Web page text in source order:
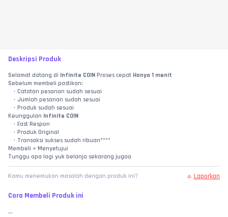
Deskripsi Produk
Selamat datang di Infinite COIN Proses cepat Hanya 1 menit
Sebelum membeli pastikan:
Catatan pesanan sudah sesuai
Jumlah pesanan sudah sesuai
Produk sudah sesuai
Keunggulan Infinite COIN
Fast Respon
Produk Original
Transaksi sukses sudah ribuan****
Membeli = Menyetujui
Tunggu apa lagi yuk belanja sekarang jugaa
Kamu menemukan masalah dengan produk ini? Laporkan
Cara Membeli Produk ini
...